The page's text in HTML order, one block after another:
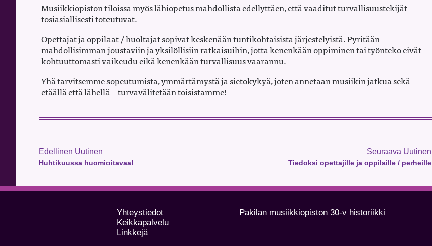
Musiikkiopiston tiloissa myös lähiopetus mahdollista edellyttäen, että vaaditut turvallisuustekijät
tosiasiallisesti toteutuvat.
Opettajat ja oppilaat / huoltajat sopivat keskenään tuntikohtaisista järjestelyistä. Pyritään
mahdollisimman joustaviin ja yksilöllisiin ratkaisuihin, jotta kenenkään oppiminen tai työnteko eivät
kohtuuttomasti vaikeudu eikä kenenkään turvallisuus vaarannu.
Yhä tarvitsemme sopeutumista, ymmärtämystä ja sietokykyä, joten annetaan musiikin jatkua sekä
etäällä että lähellä – turvavälitetään toisistamme!
Edellinen Uutinen
Huhtikuussa huomioitavaa!
Seuraava Uutinen
Tiedoksi opettajille ja oppilaille / perheille
Yhteystiedot
Keikkapalvelu
Linkkejä
Pakilan musiikkiopiston 30-v historiikki